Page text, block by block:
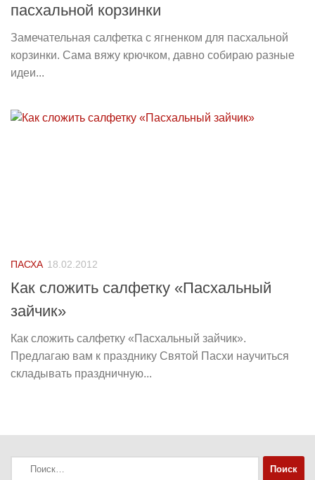
пасхальной корзинки
Замечательная салфетка с ягненком для пасхальной
корзинки. Сама вяжу крючком, давно собираю разные
идеи...
ПАСХА 18.02.2012
Как сложить салфетку «Пасхальный
зайчик»
Как сложить салфетку «Пасхальный зайчик».
Предлагаю вам к празднику Святой Пасхи научиться
складывать праздничную...
Найти: